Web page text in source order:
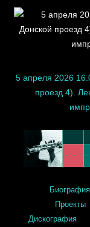
5 апреля 2026
проезд 4).
Биография
Проекты
Дискография